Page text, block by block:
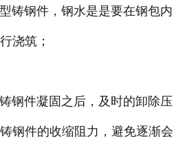
钢件，钢水是是要在钢包内
浇筑；
件凝固之后，及时的卸除压
钢件的收缩阻力，避免逐渐会